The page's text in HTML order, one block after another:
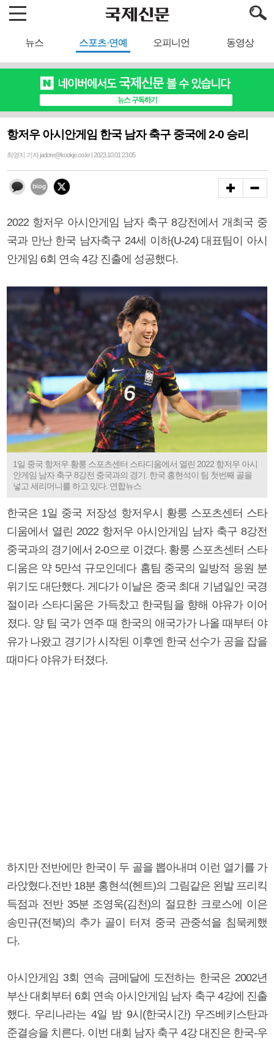
뉴스 스포츠·연예 오피니언 동영상
항저우 아시안게임 한국 남자 축구 중국에 2-0 승리
최영지 기자 jadore@kookje.co.kr | 2023.10.01 23:05
2022 항저우 아시안게임 남자 축구 8강전에서 개최국 중
국과 만난 한국 남자축구 24세 이하(U-24) 대표팀이 아시
안게임 6회 연속 4강 진출에 성공했다.
1일 중국 항저우 황룽 스포츠센터 스타디움에서 열린 2022 항저우 아시
안게임 남자 축구 8강전 중국과의 경기. 한국 홍현석이 팀 첫번째 골을
넣고 세리머니를 하고 있다. 연합뉴스
한국은 1일 중국 저장성 항저우시 황룽 스포츠센터 스타
디움에서 열린 2022 항저우 아시안게임 남자 축구 8강전
중국과의 경기에서 2-0으로 이겼다. 황룽 스포츠센터 스타
디움은 약 5만석 규모인데다 홈팀 중국의 일방적 응원 분
위기도 대단했다. 게다가 이날은 중국 최대 기념일인 국경
절이라 스타디움은 가득찼고 한국팀을 향해 야유가 이어
졌다. 양 팀 국가 연주 때 한국의 애국가가 나올 때부터 야
유가 나왔고 경기가 시작된 이후엔 한국 선수가 공을 잡을
때마다 야유가 터졌다.
하지만 전반에만 한국이 두 골을 뽑아내며 이런 열기를 가
라앉혔다.전반 18분 홍현석(헨트)의 그림같은 왼발 프리킥
득점과 전반 35분 조영욱(김천)의 절묘한 크로스에 이은
송민규(전북)의 추가 골이 터져 중국 관중석을 침묵케했
다.
아시안게임 3회 연속 금메달에 도전하는 한국은 2002년
부산 대회부터 6회 연속 아시안게임 남자 축구 4강에 진출
했다. 우리나라는 4일 밤 9시(한국시간) 우즈베키스탄과
준결승을 치른다. 이번 대회 남자 축구 4강 대진은 한국-우